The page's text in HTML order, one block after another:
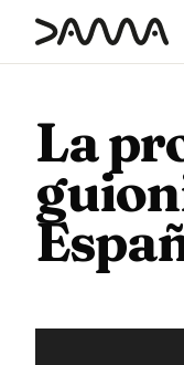
contenido
La